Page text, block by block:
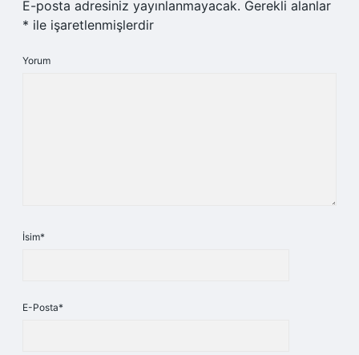
E-posta adresiniz yayınlanmayacak. Gerekli alanlar
* ile işaretlenmişlerdir
Yorum
İsim*
E-Posta*